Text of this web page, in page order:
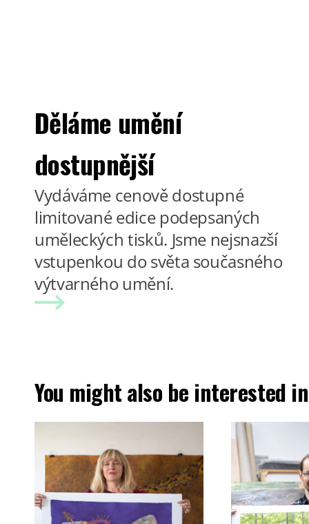
Děláme umění
dostupnější
Vydáváme cenově dostupné
limitované edice podepsaných
uměleckých tisků. Jsme nejsnazší
vstupenkou do světa současného
výtvarného umění.
You might also be interested in